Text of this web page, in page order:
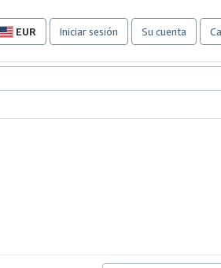
EUR
Preferencias
compra
sitio.
Iniciar sesión Su cuenta